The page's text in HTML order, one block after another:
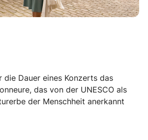
die Dauer eines Konzerts das
das von der UNESCO als
der Menschheit anerkannt